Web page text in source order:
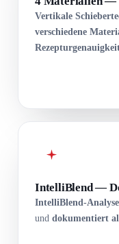
Vertikale
verschiedene
IntelliBlend —
IntelliBlend-Analyse
und dokumentiert